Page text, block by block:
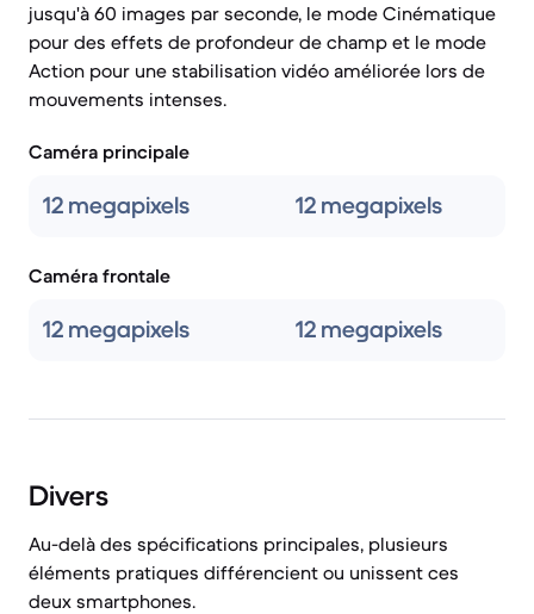
jusqu'à 60 images par seconde, le mode Cinématique
pour des effets de profondeur de champ et le mode
Action pour une stabilisation vidéo améliorée lors de
mouvements intenses.
Caméra principale
12 megapixels 12 megapixels
Caméra frontale
12 megapixels 12 megapixels
Divers
Au-delà des spécifications principales, plusieurs
éléments pratiques différencient ou unissent ces
deux smartphones.